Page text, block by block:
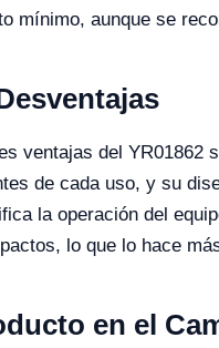
mínimo, aunque se
ventajas del YR01862
de cada uso, y su
la operación del
lo que lo hace
en el